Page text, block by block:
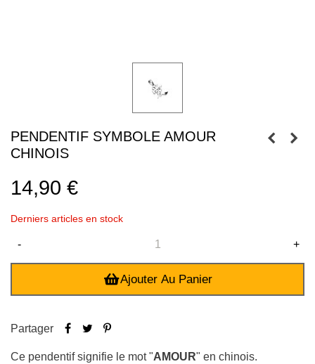
PENDENTIF SYMBOLE AMOUR
CHINOIS
14,90 €
Derniers articles en stock
- +
Ajouter Au Panier
Partager
Ce pendentif signifie le mot "AMOUR" en chinois.